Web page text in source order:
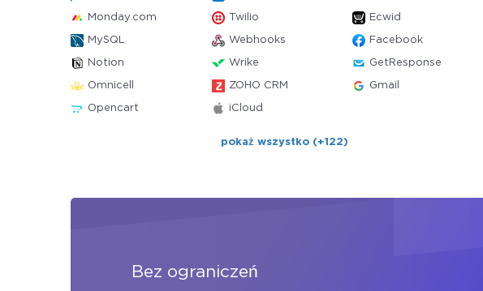
Monday.com Twilio Ecwid
MySQL Webhooks Facebook
Notion Wrike GetResponse
Omnicell ZOHO CRM Gmail
Opencart iCloud
pokaż wszystko (+122)
Bez ograniczeń